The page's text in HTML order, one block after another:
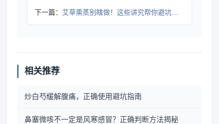
下一篇： 艾草熏蒸别瞎做！这些讲究帮你避坑还养生
相关推荐
炒白芍缓解腹痛，正确使用避坑指南
鼻塞微咳不一定是风寒感冒？正确判断方法揭秘